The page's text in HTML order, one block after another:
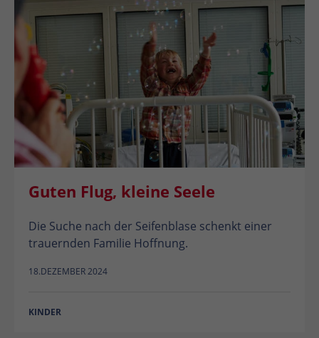
Guten Flug, kleine Seele
Die Suche nach der Seifenblase schenkt einer
trauernden Familie Hoffnung.
18.DEZEMBER 2024
KINDER